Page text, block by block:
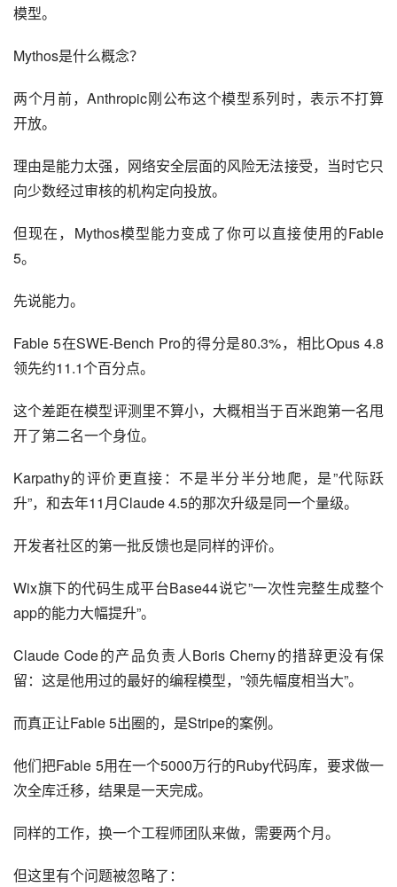
模型。
Mythos是什么概念？
两个月前，Anthropic刚公布这个模型系列时，表示不打算
开放。
理由是能力太强，网络安全层面的风险无法接受，当时它只
向少数经过审核的机构定向投放。
但现在，Mythos模型能力变成了你可以直接使用的Fable
5。
先说能力。
Fable 5在SWE-Bench Pro的得分是80.3%，相比Opus 4.8
领先约11.1个百分点。
这个差距在模型评测里不算小，大概相当于百米跑第一名甩
开了第二名一个身位。
Karpathy的评价更直接：不是半分半分地爬，是”代际跃
升”，和去年11月Claude 4.5的那次升级是同一个量级。
开发者社区的第一批反馈也是同样的评价。
Wix旗下的代码生成平台Base44说它”一次性完整生成整个
app的能力大幅提升”。
Claude Code的产品负责人Boris Cherny的措辞更没有保
留：这是他用过的最好的编程模型，”领先幅度相当大”。
而真正让Fable 5出圈的，是Stripe的案例。
他们把Fable 5用在一个5000万行的Ruby代码库，要求做一
次全库迁移，结果是一天完成。
同样的工作，换一个工程师团队来做，需要两个月。
但这里有个问题被忽略了：